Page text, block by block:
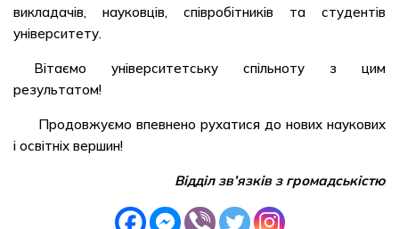
викладачів, науковців, співробітників та студентів
університету.
Вітаємо університетську спільноту з цим
результатом!
Продовжуємо впевнено рухатися до нових наукових
і освітніх вершин!
Відділ зв’язків з громадськістю